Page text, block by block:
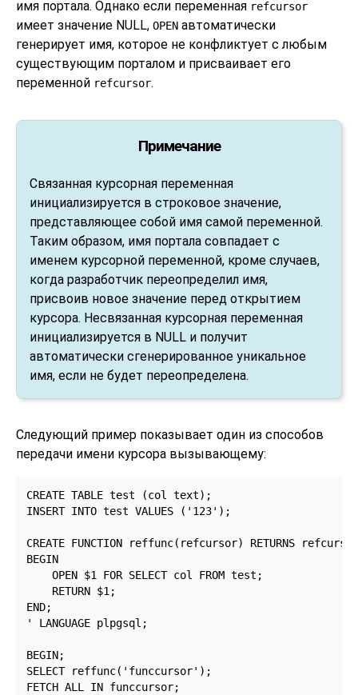
имя портала. Однако если переменная refcursor
имеет значение NULL, OPEN автоматически
генерирует имя, которое не конфликтует с любым
существующим порталом и присваивает его
переменной refcursor.
Примечание
Связанная курсорная переменная
инициализируется в строковое значение,
представляющее собой имя самой переменной.
Таким образом, имя портала совпадает с
именем курсорной переменной, кроме случаев,
когда разработчик переопределил имя,
присвоив новое значение перед открытием
курсора. Несвязанная курсорная переменная
инициализируется в NULL и получит
автоматически сгенерированное уникальное
имя, если не будет переопределена.
Следующий пример показывает один из способов
передачи имени курсора вызывающему:
CREATE TABLE test (col text);
INSERT INTO test VALUES ('123');
CREATE FUNCTION reffunc(refcursor) RETURNS
BEGIN
    OPEN $1 FOR SELECT col FROM test;
    RETURN $1;
END;
' LANGUAGE plpgsql;
BEGIN;
SELECT reffunc('funccursor');
FETCH ALL IN funccursor;